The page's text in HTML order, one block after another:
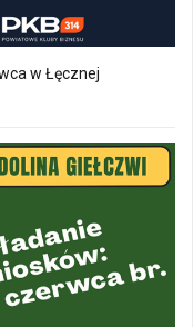
w Łęcznej